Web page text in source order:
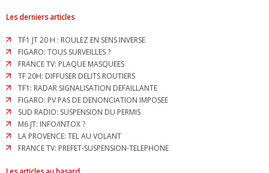
Les derniers articles
TF1 JT 20 H : ROULEZ EN SENS INVERSE
FIGARO: TOUS SURVEILLES ?
FRANCE TV: PLAQUE MASQUEES
TF 20H: DIFFUSER DELITS ROUTIERS
TF1: RADAR SIGNALISATION DEFAILLANTE
FIGARO: PV PAS DE DENONCIATION IMPOSEE
SUD RADIO: SUSPENSION DU PERMIS
M6 JT: INFO/INTOX ?
LA PROVENCE: TEL AU VOLANT
FRANCE TV: PREFET-SUSPENSION-TELEPHONE